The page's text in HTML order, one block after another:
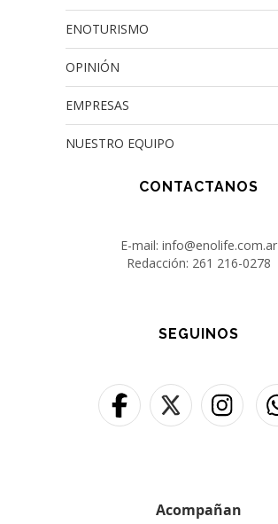
ENOTURISMO
OPINIÓN
EMPRESAS
NUESTRO EQUIPO
CONTACTANOS
E-mail: info@enolife.com.ar
Redacción: 261 216-0278
SEGUINOS
Acompañan